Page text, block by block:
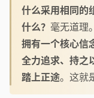
什么采用相同的
什么？ 毫无道理。
拥有一个核心信
全力追求、持之
踏上正途。这就